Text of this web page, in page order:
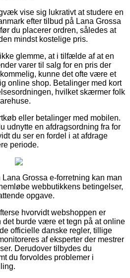
vise sig lukrativt at studere en
efter tilbud på Lana Grossa
du placerer ordren, således at
mindst kostelige pris.
glemme, at i tilfælde af at en
varer til salg for en pris der
kunne det ofte være et
online shop. Betalinger med kort
hvilket skærmer folk
eller betalinger med mobilen.
udnytte en afdragsordning fra for
du ser en fordel i at afdrage
periode.
Grossa e-forretning kan man
webbutikkens betingelser,
opgave.
hvorvidt webshoppen er
burde være et tegn på at online
officielle danske regler, tillige
af eksperter der mestrer
Derudover tilbydes du
du forvoldes problemer i